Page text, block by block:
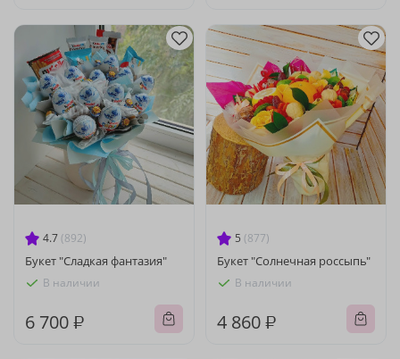
4.7 (892)
Букет "Сладкая фантазия"
В наличии
6 700 ₽
5 (877)
Букет "Солнечная россыпь"
В наличии
4 860 ₽